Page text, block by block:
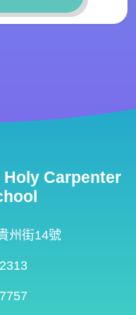
Holy Carpenter
州街14號